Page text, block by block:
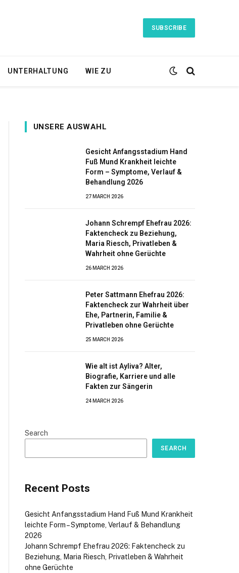
SUBSCRIBE
UNTERHALTUNG WIE ZU
UNSERE AUSWAHL
Gesicht Anfangsstadium Hand
Fuß Mund Krankheit leichte
Form – Symptome, Verlauf &
Behandlung 2026
27 MARCH 2026
Johann Schrempf Ehefrau 2026:
Faktencheck zu Beziehung,
Maria Riesch, Privatleben &
Wahrheit ohne Gerüchte
26 MARCH 2026
Peter Sattmann Ehefrau 2026:
Faktencheck zur Wahrheit über
Ehe, Partnerin, Familie &
Privatleben ohne Gerüchte
25 MARCH 2026
Wie alt ist Ayliva? Alter,
Biografie, Karriere und alle
Fakten zur Sängerin
24 MARCH 2026
Search
SEARCH
Recent Posts
Gesicht Anfangsstadium Hand Fuß Mund Krankheit
leichte Form – Symptome, Verlauf & Behandlung
2026
Johann Schrempf Ehefrau 2026: Faktencheck zu
Beziehung, Maria Riesch, Privatleben & Wahrheit
ohne Gerüchte